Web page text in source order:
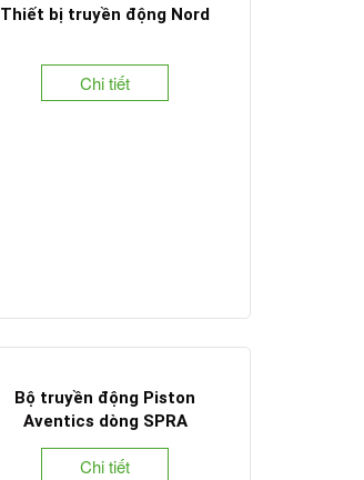
Thiết bị truyền động Nord
Chi tiết
Bộ truyền động Piston
Aventics dòng SPRA
Chi tiết